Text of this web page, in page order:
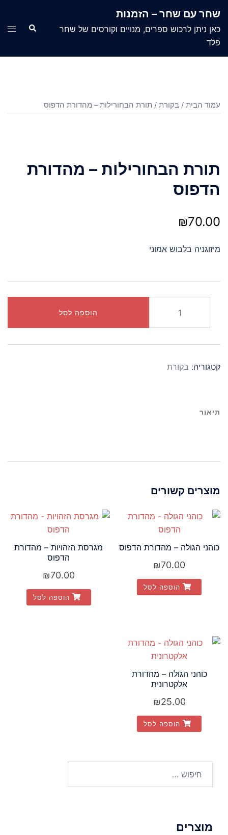
content
שחר עם שחר – הזמנות
כאן ניתן לרכוש ספרים, מנויים וקורסים של שחר
פלד
Search
עמוד הבית / בקורת / תורת הבחורילות – מהדורת הדפוס
תורת הבחורילות – מהדורת
הדפוס
₪70.00
מיזוגניה בלבוש אמוני
תורת
הבחורילות
מהדורת
הוספה לסל
קטגוריה: בקורת
תיאור
מוצרים קשורים
כוהני הגולה – מהדורת הדפוס
₪70.00
הוספה לסל
מגרסת הזהויות – מהדורת
הדפוס
₪70.00
הוספה לסל
כוהני הגולה – מהדורת
אלקטרונית
₪25.00
הוספה לסל
מוצרים